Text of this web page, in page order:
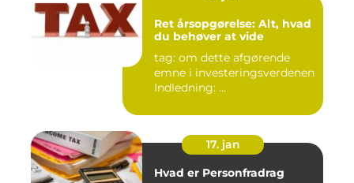
Ret årsopgørelse: Alt, hvad
du behøver at vide
tag: om dette afgørende
emne i investeringsverdenen
Indledning: ...
17. jan
Hvad er Personfradrag